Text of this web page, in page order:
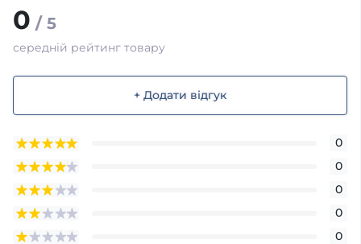
0 / 5
середній рейтинг товару
+ Додати відгук
0
0
0
0
0